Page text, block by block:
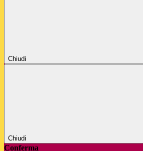
Chiudi
Chiudi
Conferma